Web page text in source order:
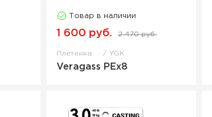
Товар в наличии
1 600 руб. 2 470 руб.
Плетенка YGK
Veragass PEx8